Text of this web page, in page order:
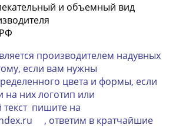
и объемный вид
производителем надувных
если вам нужны
цвета и формы, если
на них логотип или
пишите на
, ответим в кратчайшие